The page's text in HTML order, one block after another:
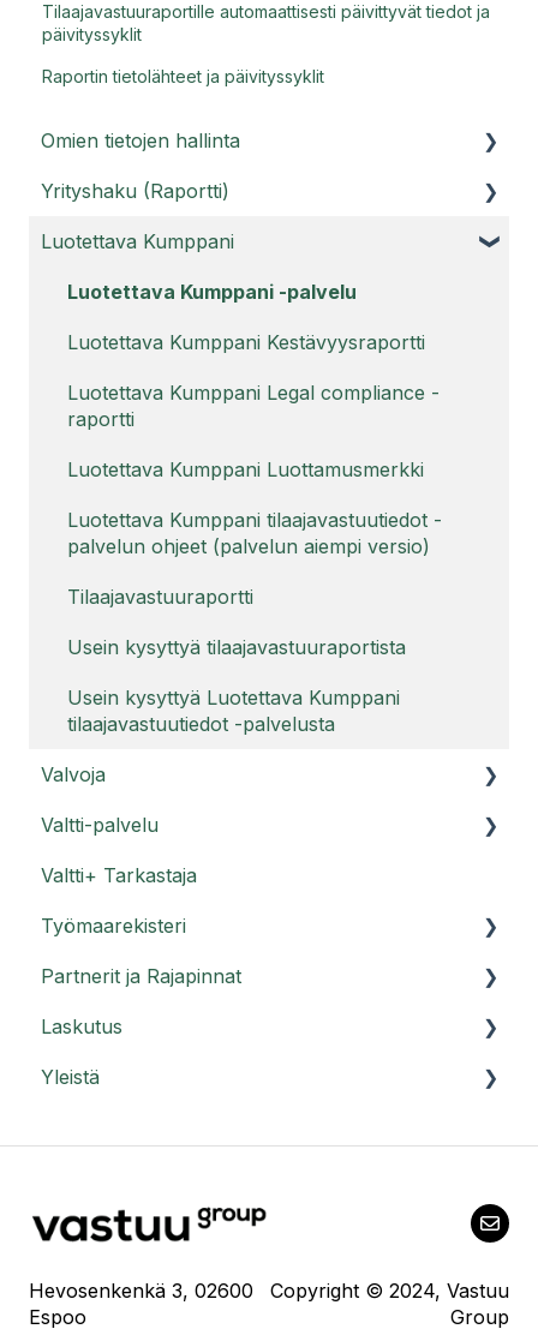
Tilaajavastuuraportille automaattisesti päivittyvät tiedot ja
päivityssyklit
Raportin tietolähteet ja päivityssyklit
Omien tietojen hallinta
Asiakasportaali
Käyttäjätunnukset
Usein kysyttyä tilistä
Yrityshaku (Raportti)
Raporttihaku ja Raportti PRO
Usein kysyttyä Raportti-palvelusta
Usein kysyttyä Raportti PRO:sta
Luotettava Kumppani
Luotettava Kumppani -palvelu
Luotettava Kumppani Kestävyysraportti
Luotettava Kumppani Legal compliance -
raportti
Luotettava Kumppani Luottamusmerkki
Luotettava Kumppani tilaajavastuutiedot -
palvelun ohjeet (palvelun aiempi versio)
Tilaajavastuuraportti
Usein kysyttyä tilaajavastuuraportista
Usein kysyttyä Luotettava Kumppani
tilaajavastuutiedot -palvelusta
Valvoja
Valvoja-ohjeet
Usein kysyttyä Valvojasta
Valtti-palvelu
Valttikortti
Usein kysyttyä Valttikortista
Valtti-palvelu/Työntekijät/Pätevyydet
Valtti+ Tarkastaja
Työmaarekisteri
Työmaarekisteri -
Yleisiä kysymyksiä Työmaarekisteristä -
Roolit työmaalla
Partnerit ja Rajapinnat
Ohjeet partnereille
Ohjeet Rajapinta-asiakkaille
Laskutus
Irtisanominen
Yleistä
Hevosenkenkä 3, 02600
Espoo
Copyright © 2024, Vastuu
Group